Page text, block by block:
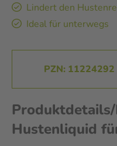
Lindert den
Ideal für unterwegs
PZN: 11224292
Hustenliquid